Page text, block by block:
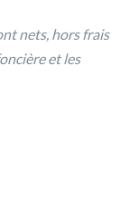
nets, hors frais
et les